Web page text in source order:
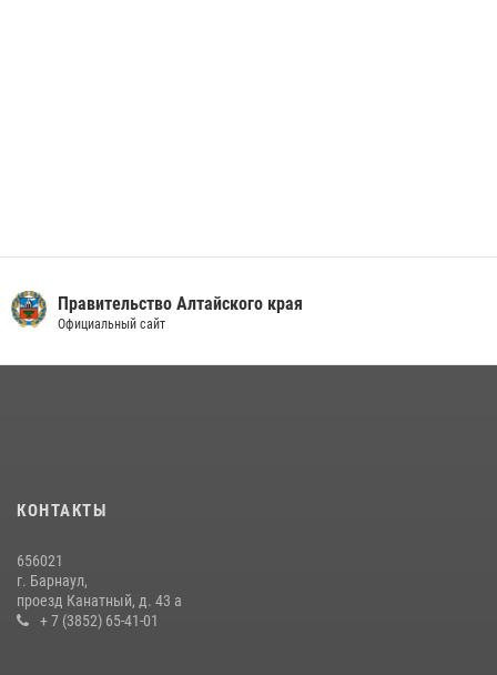
Правительство Алтайского края
Официальный сайт
КОНТАКТЫ
656021
г. Барнаул,
проезд Канатный, д. 43 а
+ 7 (3852) 65-41-01